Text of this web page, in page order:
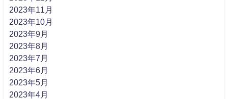
2023年11月
2023年10月
2023年9月
2023年8月
2023年7月
2023年6月
2023年5月
2023年4月